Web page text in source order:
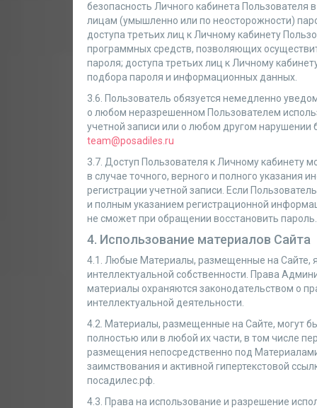
безопасность Личного кабинета Пользователя
лицам (умышленно или по неосторожности)
доступа третьих лиц к Личному кабинету
программных средств, позволяющих
пароля; доступа третьих лиц к Личному
подбора пароля и информационных данных.
3.6. Пользователь обязуется немедленно
о любом неразрешенном Пользователем
учетной записи или о любом другом нарушении
team@posadiles.ru
3.7. Доступ Пользователя к Личному кабинету
в случае точного, верного и полного указания
регистрации учетной записи. Если
и полным указанием регистрационной
не сможет при обращении восстановить пароль.
4. Использование материалов Сайта
4.1. Любые Материалы, размещенные на Сайте,
интеллектуальной собственности. Права
материалы охраняются законодательством о
интеллектуальной деятельности.
4.2. Материалы, размещенные на Сайте, могут
полностью или в любой их части, в том числе
размещения непосредственно под
заимствования и активной гипертекстовой
посадилес.рф.
4.3. Права на использование и разрешение